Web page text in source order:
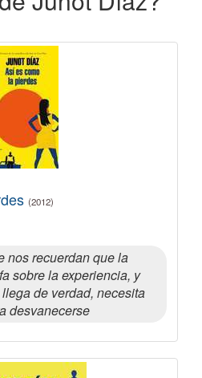
(2012)
nos recuerdan que la
sobre la experiencia, y
de verdad, necesita
desvanecerse